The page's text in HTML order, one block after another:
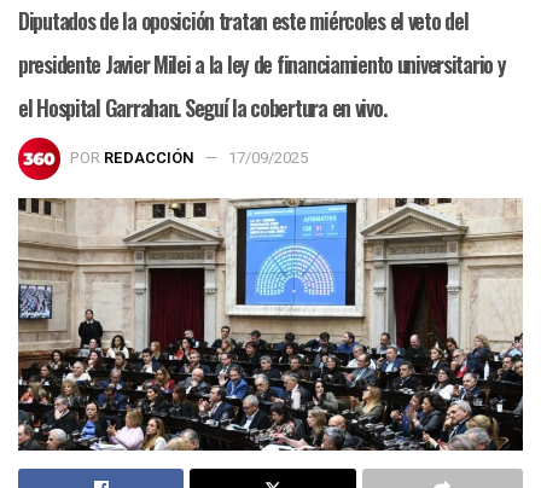
Diputados de la oposición tratan este miércoles el veto del
presidente Javier Milei a la ley de financiamiento universitario y
el Hospital Garrahan. Seguí la cobertura en vivo.
POR REDACCIÓN 17/09/2025